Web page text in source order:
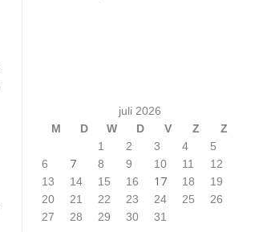
juli 2026
M
D W D V Z
Z
1
2 3 4
5
6
7 8 9 10 11
12
13
14 15 16 17 18
19
20
21 22 23 24 25
26
27
28 29 30 31